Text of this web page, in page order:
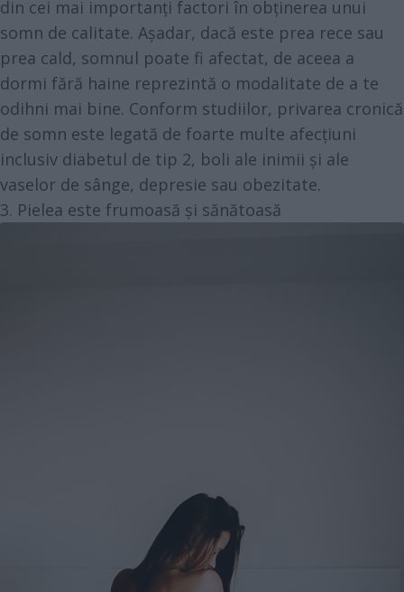
din cei mai importanți factori în obținerea unui
somn de calitate. Așadar, dacă este prea rece sau
prea cald, somnul poate fi afectat, de aceea a
dormi fără haine reprezintă o modalitate de a te
odihni mai bine. Conform studiilor, privarea cronică
de somn este legată de foarte multe afecțiuni
inclusiv diabetul de tip 2, boli ale inimii și ale
vaselor de sânge, depresie sau obezitate.
3. Pielea este frumoasă și sănătoasă